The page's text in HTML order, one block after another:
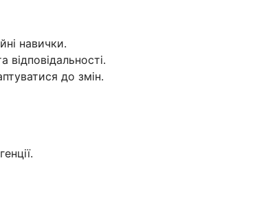
навички.
відповідальності.
до змін.